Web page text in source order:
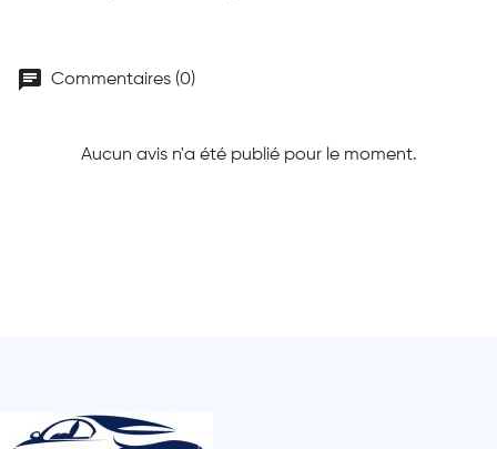
chat Commentaires (0)
Aucun avis n'a été publié pour le moment.